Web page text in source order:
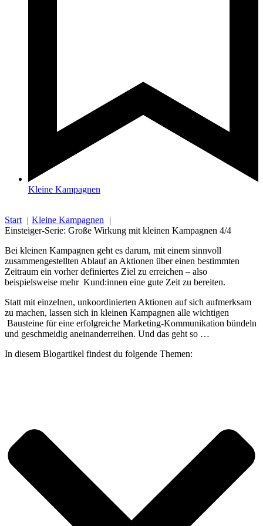
Kleine Kampagnen
Start
Kleine Kampagnen
Einsteiger-Serie: Große Wirkung mit kleinen Kampagnen 4/4
Bei kleinen Kampagnen geht es darum, mit einem sinnvoll
zusammengestellten Ablauf an Aktionen über einen bestimmten
Zeitraum ein vorher definiertes Ziel zu erreichen – also
beispielsweise mehr Kund:innen eine gute Zeit zu bereiten.
Statt mit einzelnen, unkoordinierten Aktionen auf sich aufmerksam
zu machen, lassen sich in kleinen Kampagnen alle wichtigen
Bausteine für eine erfolgreiche Marketing-Kommunikation bündeln
und geschmeidig aneinanderreihen. Und das geht so …
In diesem Blogartikel findest du folgende Themen: